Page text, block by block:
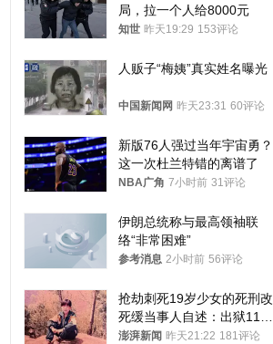
局，拉一个人给8000元
知世 昨天19:29 153评论
人贩子“梅姨”真实姓名曝光
中国新闻网 昨天23:31 60评论
新版76人强过当年宇宙勇？
这一次杜兰特错的离谱了
NBA广角 7小时前 31评论
伊朗总统称与最高领袖联
络“非常困难”
参考消息 2小时前 56评论
抢劫刺死19岁少女的死刑改
死缓当事人自述：出狱11年
间始终刻意躲避被害人家属
澎湃新闻 昨天21:22 181评论